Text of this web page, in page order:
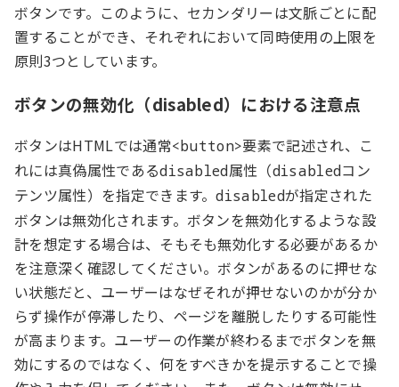
ボタンです。このように、セカンダリーは文脈ごとに配
置することができ、それぞれにおいて同時使用の上限を
原則3つとしています。
ボタンの無効化（disabled）における注意点
ボタンはHTMLでは通常<button>要素で記述され、こ
れには真偽属性であるdisabled属性（disabledコン
テンツ属性）を指定できます。disabledが指定された
ボタンは無効化されます。ボタンを無効化するような設
計を想定する場合は、そもそも無効化する必要があるか
を注意深く確認してください。ボタンがあるのに押せな
い状態だと、ユーザーはなぜそれが押せないのかが分か
らず操作が停滞したり、ページを離脱したりする可能性
が高まります。ユーザーの作業が終わるまでボタンを無
効にするのではなく、何をすべきかを提示することで操